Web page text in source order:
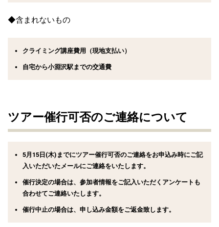
◆含まれないもの
クライミング講座費用（現地支払い）
自宅から小淵沢駅までの交通費
ツアー催行可否のご連絡について
5月15日(木)までにツアー催行可否のご連絡をお申込み時にご記
入いただいたメールにご連絡をいたします。
催行決定の場合は、参加者情報をご記入いただくアンケートも
合わせてご連絡いたします。
催行中止の場合は、申し込み金額をご返金致します。